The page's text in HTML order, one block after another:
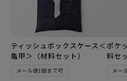
ティッシュボックスケース＜
亀甲＞（材料セット）
メール便1個まで可
ポケ
料セ
メー